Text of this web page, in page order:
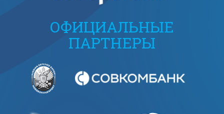
ОФИЦИАЛЬНЫЕ
ПАРТНЕРЫ